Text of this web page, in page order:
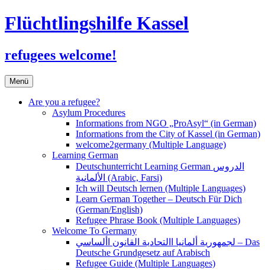
Flüchtlingshilfe Kassel
refugees welcome!
Menü Zum
Inhalt
springen
Are you a refugee?
Asylum Procedures
Informations from NGO „ProAsyl“ (in German)
Informations from the City of Kassel (in German)
welcome2germany (Multiple Language)
Learning German
Deutschunterricht Learning German الدروس
الألمانية (Arabic, Farsi)
Ich will Deutsch lernen (Multiple Languages)
Learn German Together – Deutsch Für Dich
(German/English)
Refugee Phrase Book (Multiple Languages)
Welcome To Germany
لجمهورية ألمانيا االتحادية القانون األساسي – Das
Deutsche Grundgesetz auf Arabisch
Refugee Guide (Multiple Languages)